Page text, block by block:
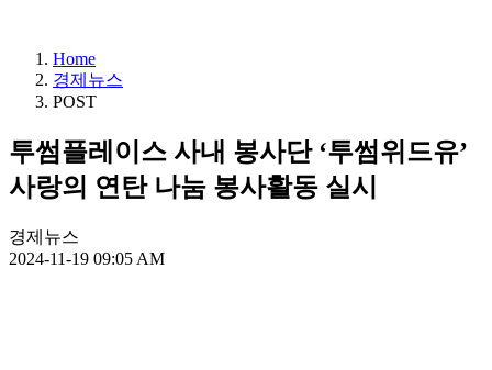
Home
경제뉴스
POST
투썸플레이스 사내 봉사단 ‘투썸위드유’
사랑의 연탄 나눔 봉사활동 실시
경제뉴스
2024-11-19 09:05 AM